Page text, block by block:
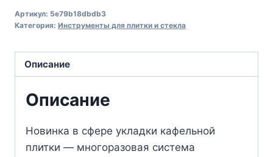
Артикул: 5e79b18dbdb3
Категория: Инструменты для плитки и стекла
Описание
Описание
Новинка в сфере укладки кафельной
плитки — многоразовая система